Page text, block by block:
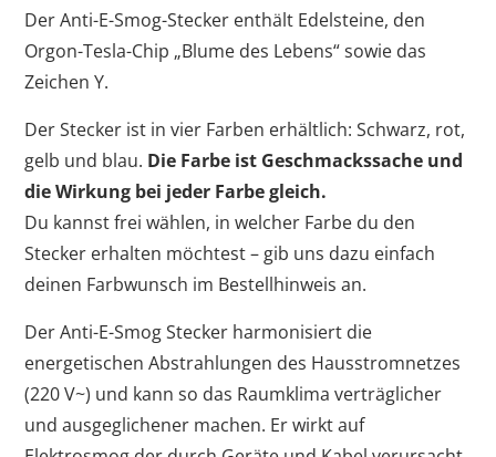
Der Anti-E-Smog-Stecker enthält Edelsteine, den
Orgon-Tesla-Chip „Blume des Lebens“ sowie das
Zeichen Y.
Der Stecker ist in vier Farben erhältlich: Schwarz, rot,
gelb und blau. Die Farbe ist Geschmackssache und
die Wirkung bei jeder Farbe gleich.
Du kannst frei wählen, in welcher Farbe du den
Stecker erhalten möchtest – gib uns dazu einfach
deinen Farbwunsch im Bestellhinweis an.
Der Anti-E-Smog Stecker harmonisiert die
energetischen Abstrahlungen des Hausstromnetzes
(220 V~) und kann so das Raumklima verträglicher
und ausgeglichener machen. Er wirkt auf